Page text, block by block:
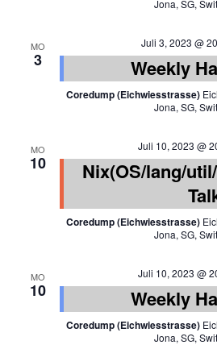
Jona, SG,
MO
3
Juli 3, 2023 @
Weekly
Coredump (Eichwiesstrasse)
Jona, SG,
MO
10
Juli 10, 2023 @
Nix(OS/lang/
Coredump (Eichwiesstrasse)
Jona, SG,
MO
10
Juli 10, 2023 @
Weekly
Coredump (Eichwiesstrasse)
Jona, SG,